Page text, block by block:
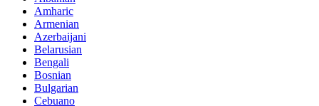
Amharic
Armenian
Azerbaijani
Belarusian
Bengali
Bosnian
Bulgarian
Cebuano